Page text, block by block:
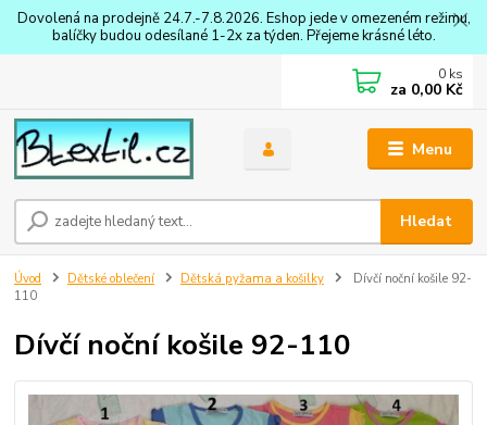
Dovolená na prodejně 24.7.-7.8.2026. Eshop jede v omezeném režimu,
balíčky budou odesílané 1-2x za týden. Přejeme krásné léto.
Menu
Hledat
0 ks
za 0,00 Kč
Úvod Dětské oblečení Dětská pyžama a košilky
Dívčí noční košile 92-
110
Dívčí noční košile 92-110